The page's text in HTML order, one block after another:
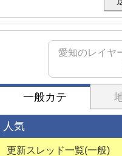
愛知のレイヤ
一般カテ
人気
更新スレッド一覧(一般)